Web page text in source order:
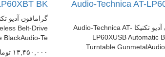
Audio-Technica AT-
گرامافون آدیو تکنیکا Audio-Technica AT-
LP60XUSB Automatic
Turntable
BK
Belt-Drive
BlackAudio-Te..
١٣,۴۵٠,٠٠٠